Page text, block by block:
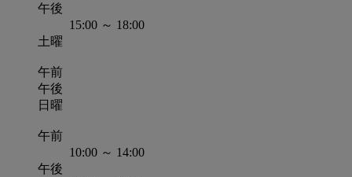
午後
15:00 ～ 18:00
土曜
午前
午後
日曜
午前
10:00 ～ 14:00
午後